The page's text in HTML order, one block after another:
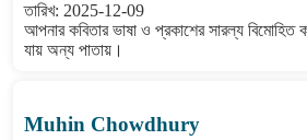
তারিখ: 2025-12-09
আপনার কবিতার ভাষা ও প্রকাশের সারল্য বিমোহিত
যায় অন্য পাতায়।
Muhin Chowdhury